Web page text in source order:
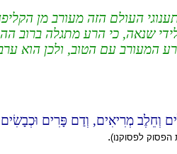
העולם הזה מעורב מן
שנאה, כי הרע מתגלה ברוב
המעורב עם הטוב, ולכן
וְחֵלֶב מְרִיאִים, וְדַם פָּרִים
הפסוק לפסוקנו).